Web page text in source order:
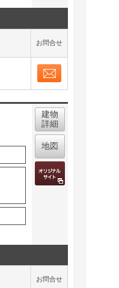
お問合せ
建物
詳細
地図
お問合せ